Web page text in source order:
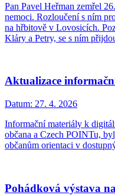
Pan Pavel Heřman zemřel
nemoci. Rozloučení s ním
na hřbitově v Lovosicích.
Kláry a Petry, se s ním
Aktualizace
Datum: 27. 4. 2026
Informační materiály k
občana a Czech POINTu,
občanům orientaci v
Pohádková výstava